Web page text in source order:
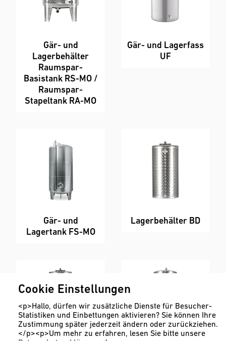
Gär- und
Lagerbehälter
Raumspar-
Basistank RS-MO /
Raumspar-
Stapeltank RA-MO
Gär- und Lagerfass
UF
Gär- und
Lagertank FS-MO
Lagerbehälter BD
Cookie Einstellungen
<p>Hallo, dürfen wir zusätzliche Dienste für Besucher-
Statistiken und Einbettungen aktivieren? Sie können Ihre
Zustimmung später jederzeit ändern oder zurückziehen.
</p><p>Um mehr zu erfahren, lesen Sie bitte unsere